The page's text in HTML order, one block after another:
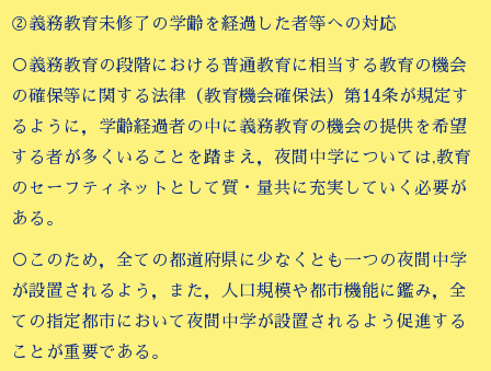
②義務教育未修了の学齢を経過した者等への対応
○義務教育の段階における普通教育に相当する教育の機会
の確保等に関する法律（教育機会確保法）第14条が規定す
るように，学齢経過者の中に義務教育の機会の提供を希望
する者が多くいることを踏まえ，夜間中学については,教育
のセーフティネットとして質・量共に充実していく必要が
ある。
○このため，全ての都道府県に少なくとも一つの夜間中学
が設置されるよう，また，人口規模や都市機能に鑑み，全
ての指定都市において夜間中学が設置されるよう促進する
ことが重要である。